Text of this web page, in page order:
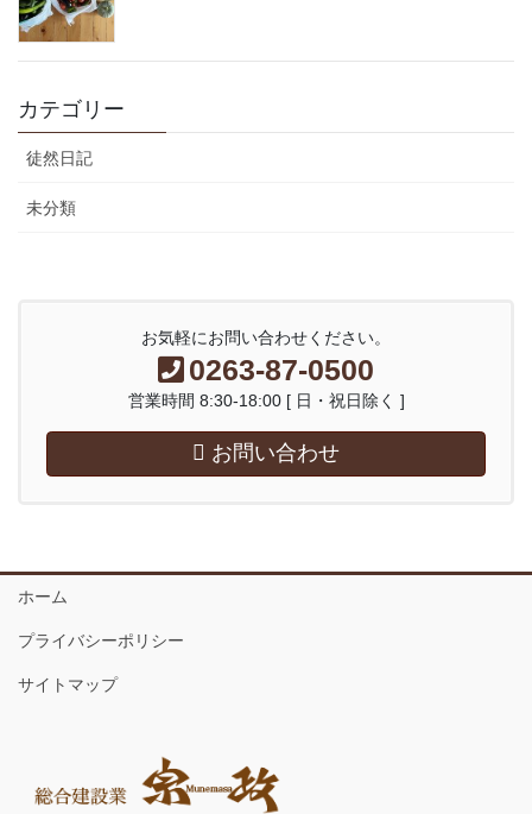
カテゴリー
徒然日記
未分類
お気軽にお問い合わせください。
0263-87-0500
営業時間 8:30-18:00 [ 日・祝日除く ]
お問い合わせ
ホーム
プライバシーポリシー
サイトマップ